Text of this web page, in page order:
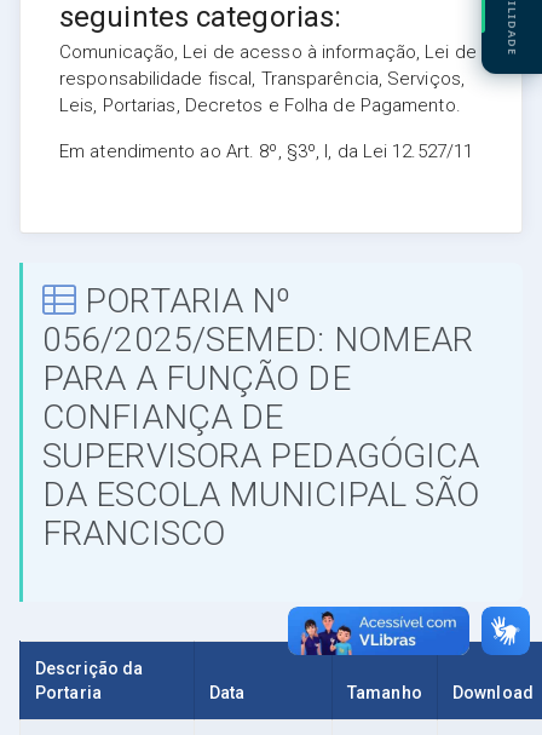
seguintes categorias:
Comunicação, Lei de acesso à informação, Lei de
responsabilidade fiscal, Transparência, Serviços,
Leis, Portarias, Decretos e Folha de Pagamento.
Em atendimento ao Art. 8º, §3º, I, da Lei 12.527/11
PORTARIA Nº
056/2025/SEMED: NOMEAR
PARA A FUNÇÃO DE
CONFIANÇA DE
SUPERVISORA PEDAGÓGICA
DA ESCOLA MUNICIPAL SÃO
FRANCISCO
Descrição da
Portaria
Data Tamanho Download